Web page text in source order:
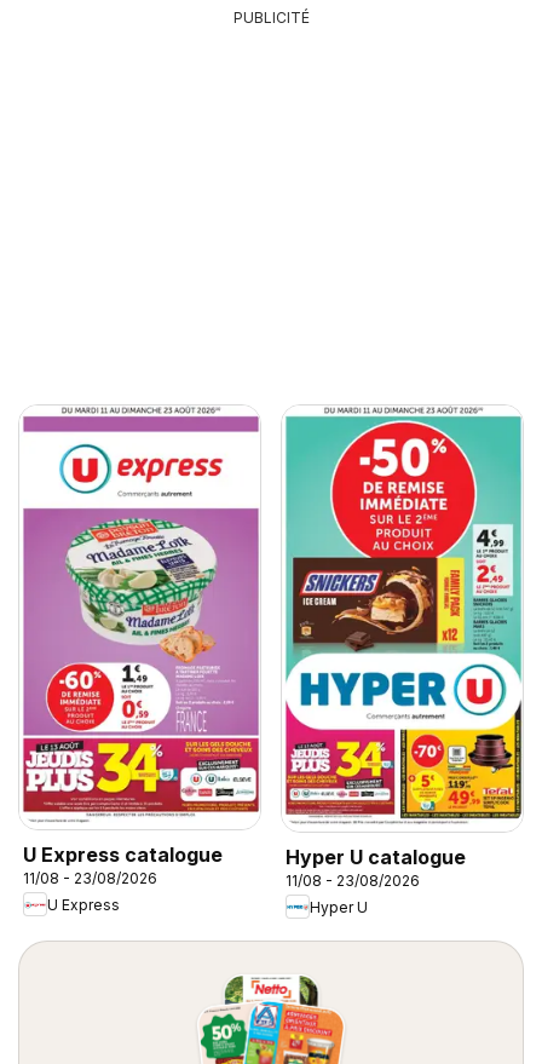
PUBLICITÉ
U Express catalogue
11/08 - 23/08/2026
U Express
Hyper U catalogue
11/08 - 23/08/2026
Hyper U